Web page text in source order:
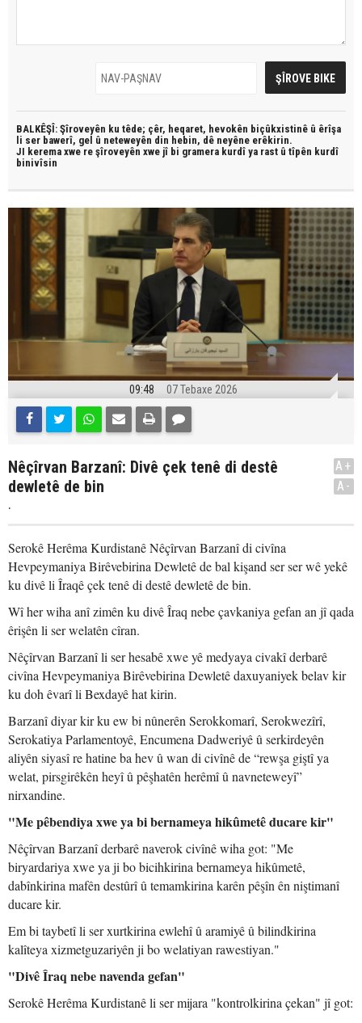
BALKÊŞÎ: Şîroveyên ku têde; çêr, heqaret, hevokên biçûkxistinê û êrîşa
li ser bawerî, gel û neteweyên din hebin, dê neyêne erêkirin.
JI kerema xwe re şîroveyên xwe jî bi gramera kurdî ya rast û tîpên kurdî
binivîsin
09:48 07 Tebaxe 2026
Nêçîrvan Barzanî: Divê çek tenê di destê
dewletê de bin
.
A+
A-
Serokê Herêma Kurdistanê Nêçîrvan Barzanî di civîna
Hevpeymaniya Birêvebirina Dewletê de bal kişand ser ser wê yekê
ku divê li Îraqê çek tenê di destê dewletê de bin.
Wî her wiha anî zimên ku divê Îraq nebe çavkaniya gefan an jî qada
êrişên li ser welatên cîran.
Nêçîrvan Barzanî li ser hesabê xwe yê medyaya civakî derbarê
civîna Hevpeymaniya Birêvebirina Dewletê daxuyaniyek belav kir
ku doh êvarî li Bexdayê hat kirin.
Barzanî diyar kir ku ew bi nûnerên Serokkomarî, Serokwezîrî,
Serokatiya Parlamentoyê, Encumena Dadweriyê û serkirdeyên
aliyên siyasî re hatine ba hev û wan di civînê de “rewşa giştî ya
welat, pirsgirêkên heyî û pêşhatên herêmî û navneteweyî”
nirxandine.
"Me pêbendiya xwe ya bi bernameya hikûmetê ducare kir"
Nêçîrvan Barzanî derbarê naverok civînê wiha got: "Me
biryardariya xwe ya ji bo bicihkirina bernameya hikûmetê,
dabînkirina mafên destûrî û temamkirina karên pêşîn ên niştimanî
ducare kir.
Em bi taybetî li ser xurtkirina ewlehî û aramiyê û bilindkirina
kalîteya xizmetguzariyên ji bo welatiyan rawestiyan."
"Divê Îraq nebe navenda gefan"
Serokê Herêma Kurdistanê li ser mijara "kontrolkirina çekan" jî got: